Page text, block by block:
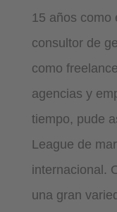
15 años como
consultor de
como
agencias y
tiempo, pude
League de
internacional.
una gran